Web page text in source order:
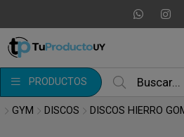
PRODUCTOS
MI
GYM DISCOS DISCOS HIERRO